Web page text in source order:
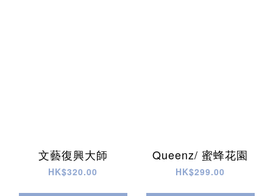
文藝復興大師
HK$320.00
Queenz/ 蜜蜂花園
HK$299.00